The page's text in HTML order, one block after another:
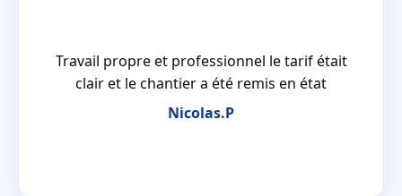
Travail propre et professionnel le tarif était
clair et le chantier a été remis en état
Nicolas.P